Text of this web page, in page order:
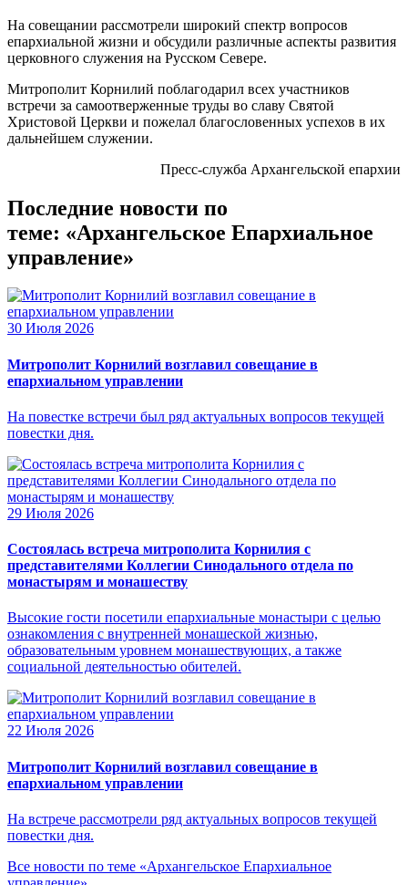
На совещании рассмотрели широкий спектр вопросов
епархиальной жизни и обсудили различные аспекты развития
церковного служения на Русском Севере.
Митрополит Корнилий поблагодарил всех участников
встречи за самоотверженные труды во славу Святой
Христовой Церкви и пожелал благословенных успехов в их
дальнейшем служении.
Пресс-служба Архангельской епархии
Последние новости по
теме: «Архангельское Епархиальное
управление»
30 Июля 2026
Митрополит Корнилий возглавил совещание в
епархиальном управлении
На повестке встречи был ряд актуальных вопросов текущей
повестки дня.
29 Июля 2026
Состоялась встреча митрополита Корнилия с
представителями Коллегии Синодального отдела по
монастырям и монашеству
Высокие гости посетили епархиальные монастыри с целью
ознакомления с внутренней монашеской жизнью,
образовательным уровнем монашествующих, а также
социальной деятельностью обителей.
22 Июля 2026
Митрополит Корнилий возглавил совещание в
епархиальном управлении
На встрече рассмотрели ряд актуальных вопросов текущей
повестки дня.
Все новости по теме «Архангельское Епархиальное